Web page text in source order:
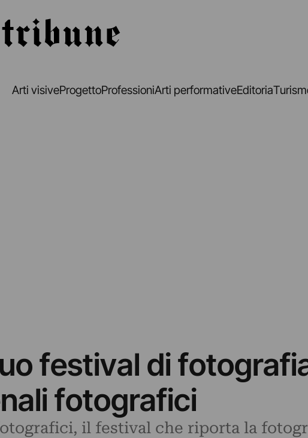
Arti visiveProgettoProfessioniArti performativeEditoria
festival di
fotografici
il festival che riporta la